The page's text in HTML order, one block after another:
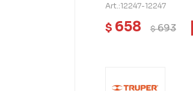
12247-12247
$ 658 $693